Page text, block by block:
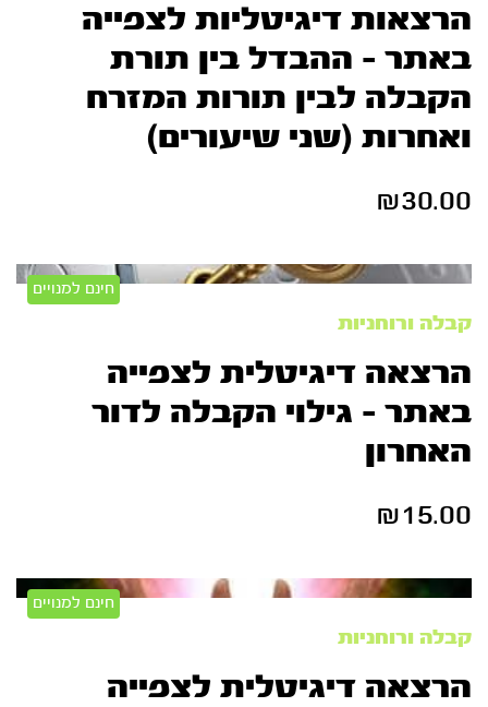
הרצאות דיגיטליות לצפייה
באתר – ההבדל בין תורת
הקבלה לבין תורות המזרח
ואחרות (שני שיעורים)
₪30.00
חינם למנויים
קבלה ורוחניות
הרצאה דיגיטלית לצפייה
באתר – גילוי הקבלה לדור
האחרון
₪15.00
חינם למנויים
קבלה ורוחניות
הרצאה דיגיטלית לצפייה